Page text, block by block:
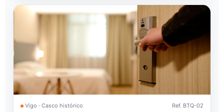
Vigo · Casco histórico Ref. BTQ-02